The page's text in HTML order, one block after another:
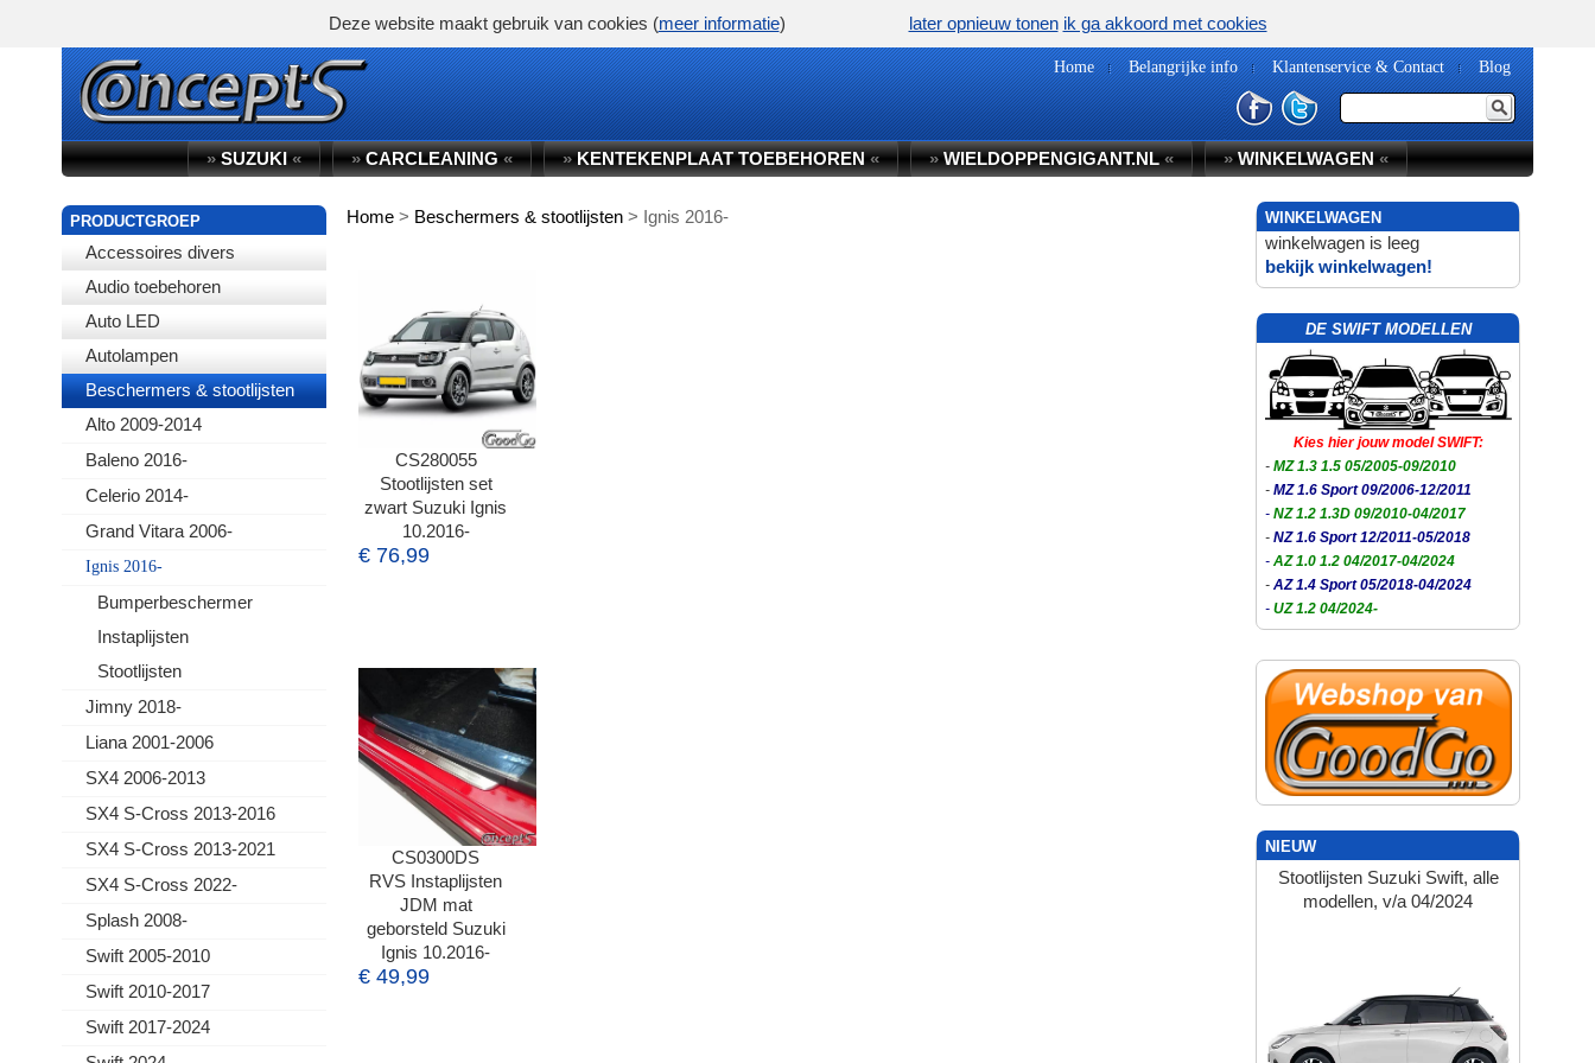
Home Belangrijke info Klantenservice & Contact Blog
»SUZUKI« »CARCLEANING« »KENTEKENPLAAT TOEBEHOREN« »WIELDOPPENGIGANT.NL« »WINKELWAGEN«
PRODUCTGROEP
Accessoires divers
Audio toebehoren
Auto LED
Autolampen
Beschermers & stootlijsten
Alto 2009-2014
Baleno 2016-
Celerio 2014-
Grand Vitara 2006-
Ignis 2016-
Bumperbeschermer
Instaplijsten
Stootlijsten
Jimny 2018-
Liana 2001-2006
SX4 2006-2013
SX4 S-Cross 2013-2016
SX4 S-Cross 2013-2021
SX4 S-Cross 2022-
Splash 2008-
Swift 2005-2010
Swift 2010-2017
Swift 2017-2024
Home > Beschermers & stootlijsten > Ignis 2016-
CS280055
Stootlijsten set
zwart Suzuki Ignis
10.2016-
€ 76,99
CS0300DS
RVS Instaplijsten
JDM mat
geborsteld Suzuki
Ignis 10.2016-
€ 49,99
WINKELWAGEN WINKELWAGEN
winkelwagen is leeg
bekijk winkelwagen!
DE SWIFT MODELLEN
Kies hier jouw model SWIFT:
- MZ 1.3 1.5 05/2005-09/2010
- MZ 1.6 Sport 09/2006-12/2011
- NZ 1.2 1.3D 09/2010-04/2017
- NZ 1.6 Sport 12/2011-05/2018
- AZ 1.0 1.2 04/2017-04/2024
- AZ 1.4 Sport 05/2018-04/2024
- UZ 1.2 04/2024-
NIEUW
Stootlijsten Suzuki Swift, alle
modellen, v/a 04/2024
Deze website maakt gebruik van cookies (meer informatie) later opnieuw tonen ik ga akkoord met cookies